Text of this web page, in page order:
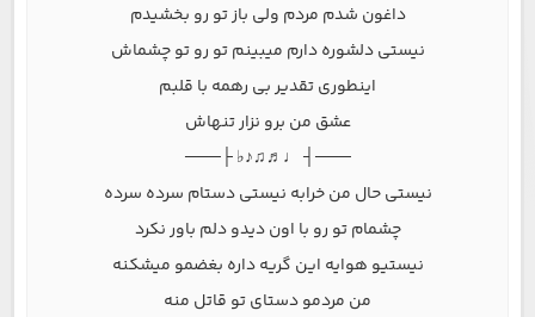
داغون شدم مردم ولی باز تو رو بخشیدم
نیستی دلشوره دارم میبینم تو رو تو چشماش
اینطوری تقدیر بی رهمه با قلبم
عشق من برو نزار تنهاش
───┤ ♩♬♫♪♭ ├───
نیستی حال من خرابه نیستی دستام سرده سرده
چشمام تو رو با اون دیدو دلم باور نکرد
نیستیو هوایه این گریه داره بغضمو میشکنه
من مردمو دستای تو قاتل منه